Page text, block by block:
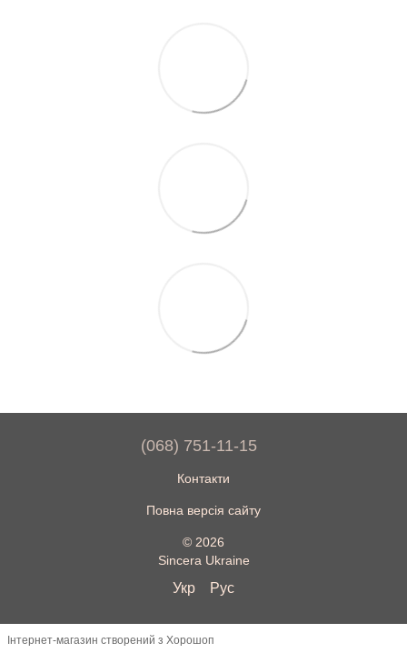
(068) 751-11-15
Контакти
Повна версія сайту
© 2026
Sincera Ukraine
Укр Рус
Інтернет-магазин створений з Хорошоп